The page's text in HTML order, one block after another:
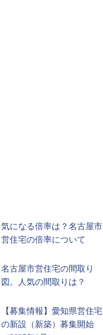
気になる倍率は？名古屋市
営住宅の倍率について
名古屋市営住宅の間取り
図。人気の間取りは？
【募集情報】愛知県営住宅
の新設（新築）募集開始